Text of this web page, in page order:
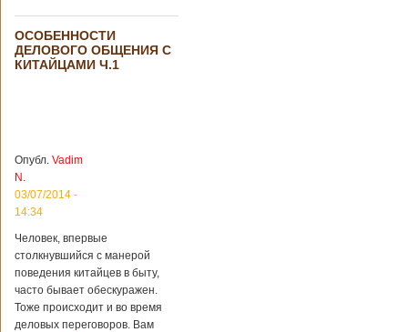
институт
археологии и
культурных
реликвий. Площадь
километров.
Сообщается, что
функциональных
зон для
Подробнее...
Опубликовано
12/02/2019 - 10:40
Удивительные
для туристов
вещи в Китае
Традиции и
образ жизни
жителей Китая
ОСОБЕННОСТИ
ДЕЛОВОГО ОБЩЕНИЯ С
КИТАЙЦАМИ Ч.1
Опубл. Vadim
N.
03/07/2014 -
14:34
Человек, впервые
столкнувшийся с манерой
поведения китайцев в быту,
часто бывает обескуражен.
Тоже происходит и во время
деловых переговоров. Вам